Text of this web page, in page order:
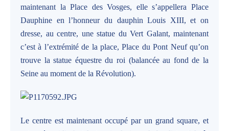
maintenant la Place des Vosges, elle s’appellera Place
Dauphine en l’honneur du dauphin Louis XIII, et on
dresse, au centre, une statue du Vert Galant, maintenant
c’est à l’extrémité de la place, Place du Pont Neuf qu’on
trouve la statue équestre du roi (balancée au fond de la
Seine au moment de la Révolution).
Le centre est maintenant occupé par un grand square, et